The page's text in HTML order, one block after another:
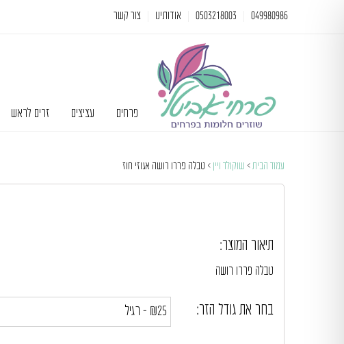
049980986
0503218003 אודותינו צור קשר
פרחים עציצים זרים לראש
עמוד הבית > שוקולד ויין > טבלה פררו רושה אגוזי חוז
תיאור המוצר:
טבלה פררו רושה
בחר את גודל הזר: